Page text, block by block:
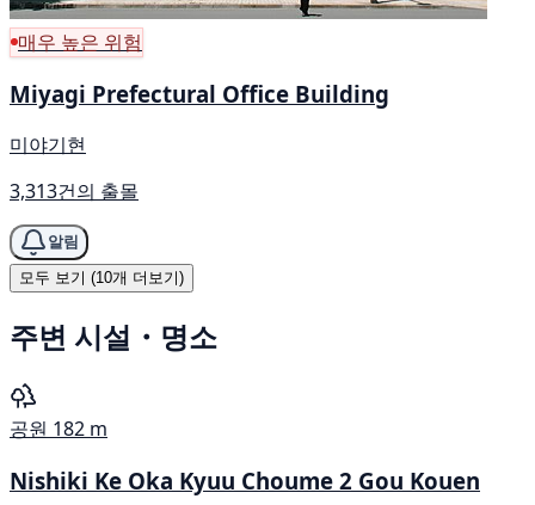
매우 높은 위험
Miyagi Prefectural Office Building
미야기현
3,313건의 출몰
알림
모두 보기 (10개 더보기)
주변 시설・명소
공원 182 m
Nishiki Ke Oka Kyuu Choume 2 Gou Kouen